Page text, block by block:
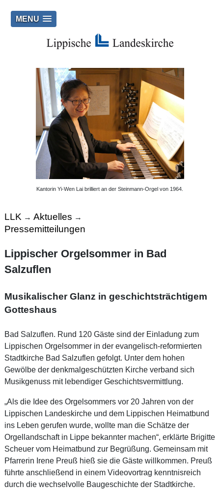
MENU
Kantorin Yi-Wen Lai brilliert an der Steinmann-Orgel von 1964.
LLK → Aktuelles →
Pressemitteilungen
Lippischer Orgelsommer in Bad
Salzuflen
Musikalischer Glanz in geschichtsträchtigem
Gotteshaus
Bad Salzuflen. Rund 120 Gäste sind der Einladung zum
Lippischen Orgelsommer in der evangelisch-reformierten
Stadtkirche Bad Salzuflen gefolgt. Unter dem hohen
Gewölbe der denkmalgeschützten Kirche verband sich
Musikgenuss mit lebendiger Geschichtsvermittlung.
„Als die Idee des Orgelsommers vor 20 Jahren von der
Lippischen Landeskirche und dem Lippischen Heimatbund
ins Leben gerufen wurde, wollte man die Schätze der
Orgellandschaft in Lippe bekannter machen“, erklärte Brigitte
Scheuer vom Heimatbund zur Begrüßung. Gemeinsam mit
Pfarrerin Irene Preuß hieß sie die Gäste willkommen. Preuß
führte anschließend in einem Videovortrag kenntnisreich
durch die wechselvolle Baugeschichte der Stadtkirche.